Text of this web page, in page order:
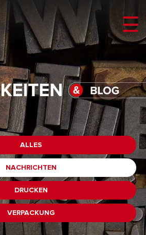
ALLES
NACHRICHTEN
DRUCKEN
VERPACKUNG